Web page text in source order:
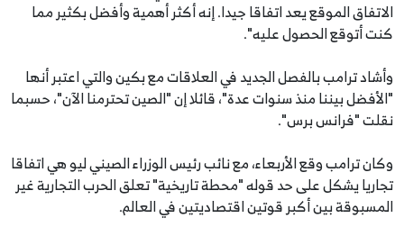
الاتفاق الموقع يعد اتفاقا جيدا. إنه أكثر أهمية وأفضل بكثير مما
كنت أتوقع الحصول عليه".
وأشاد ترامب بالفصل الجديد في العلاقات مع بكين والتي اعتبر أنها
"الأفضل بيننا منذ سنوات عدة"، قائلا إن "الصين تحترمنا الآن"، حسبما
نقلت "فرانس برس".
وكان ترامب وقع الأربعاء، مع نائب رئيس الوزراء الصيني ليو هي اتفاقا
تجاريا يشكل على حد قوله "محطة تاريخية" تعلق الحرب التجارية غير
المسبوقة بين أكبر قوتين اقتصاديتين في العالم.